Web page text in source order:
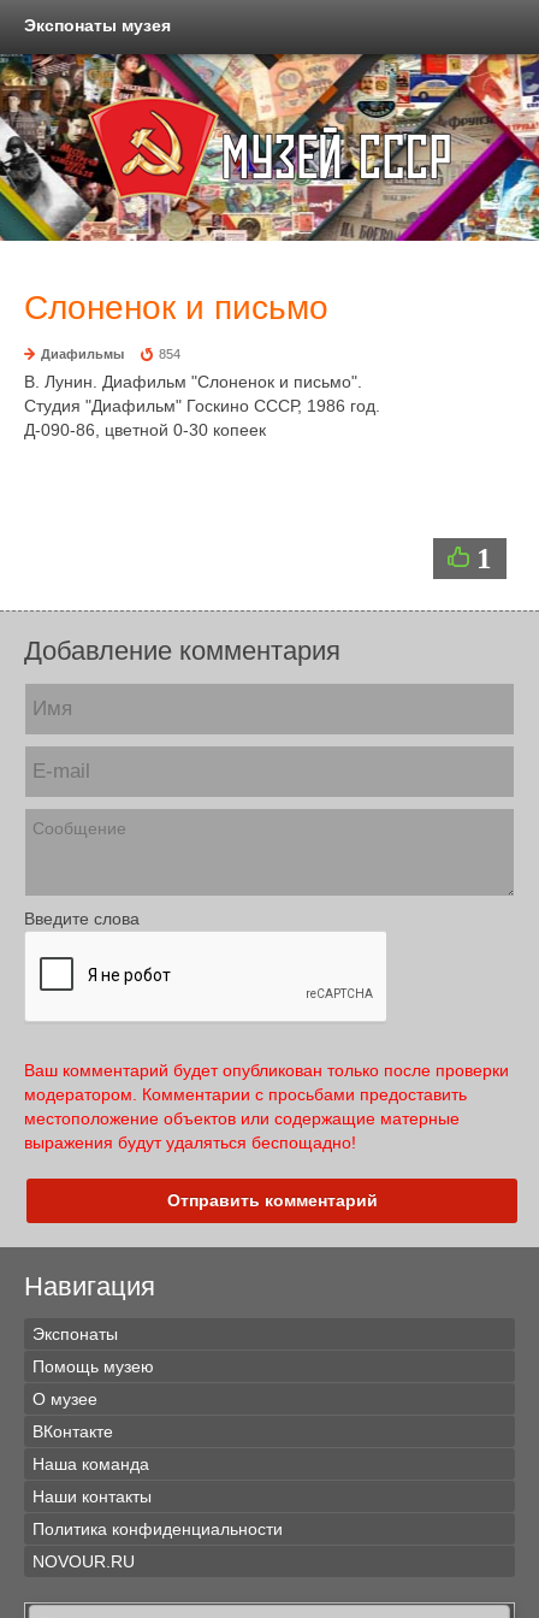
Экспонаты музея
Слоненок и письмо
Диафильмы 854
В. Лунин. Диафильм "Слоненок и письмо".
Студия "Диафильм" Госкино СССР, 1986 год.
Д-090-86, цветной 0-30 копеек
1
Добавление комментария
Введите слова
Ваш комментарий будет опубликован только после проверки
модератором. Комментарии с просьбами предоставить
местоположение объектов или содержащие матерные
выражения будут удаляться беспощадно!
Отправить комментарий
Навигация
Экспонаты
Помощь музею
О музее
ВКонтакте
Наша команда
Наши контакты
Политика конфиденциальности
NOVOUR.RU